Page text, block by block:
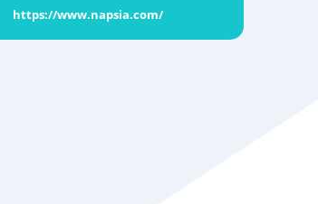
https://www.napsia.com/